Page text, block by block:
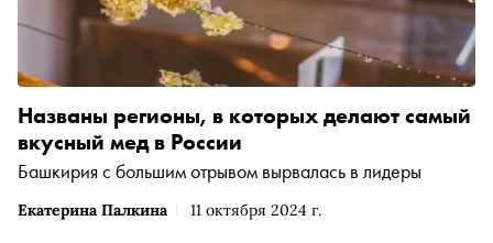
Екатерина Палкина 11 октября 2024 г.
Названы регионы, в которых делают самый
вкусный мед в России
Башкирия с большим отрывом вырвалась в лидеры